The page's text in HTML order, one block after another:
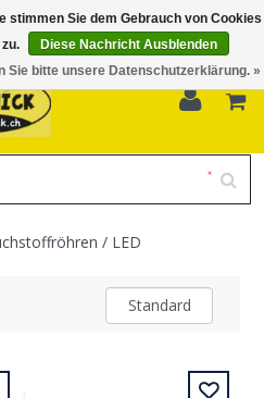
- 18.30, Sa 10.00 - 16.00
0
/ LED
Standard
stimmen Sie dem Gebrauch von Cookies
Diese Nachricht Ausblenden
Sie bitte unsere Datenschutzerklärung. »